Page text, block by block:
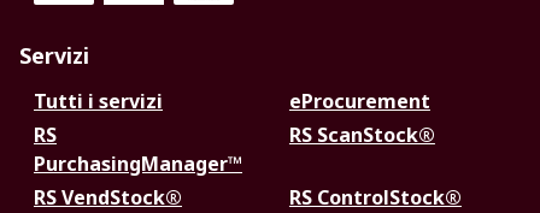
Servizi
Tutti i servizi
eProcurement
RS
PurchasingManager™
RS ScanStock®
RS VendStock®
RS ControlStock®